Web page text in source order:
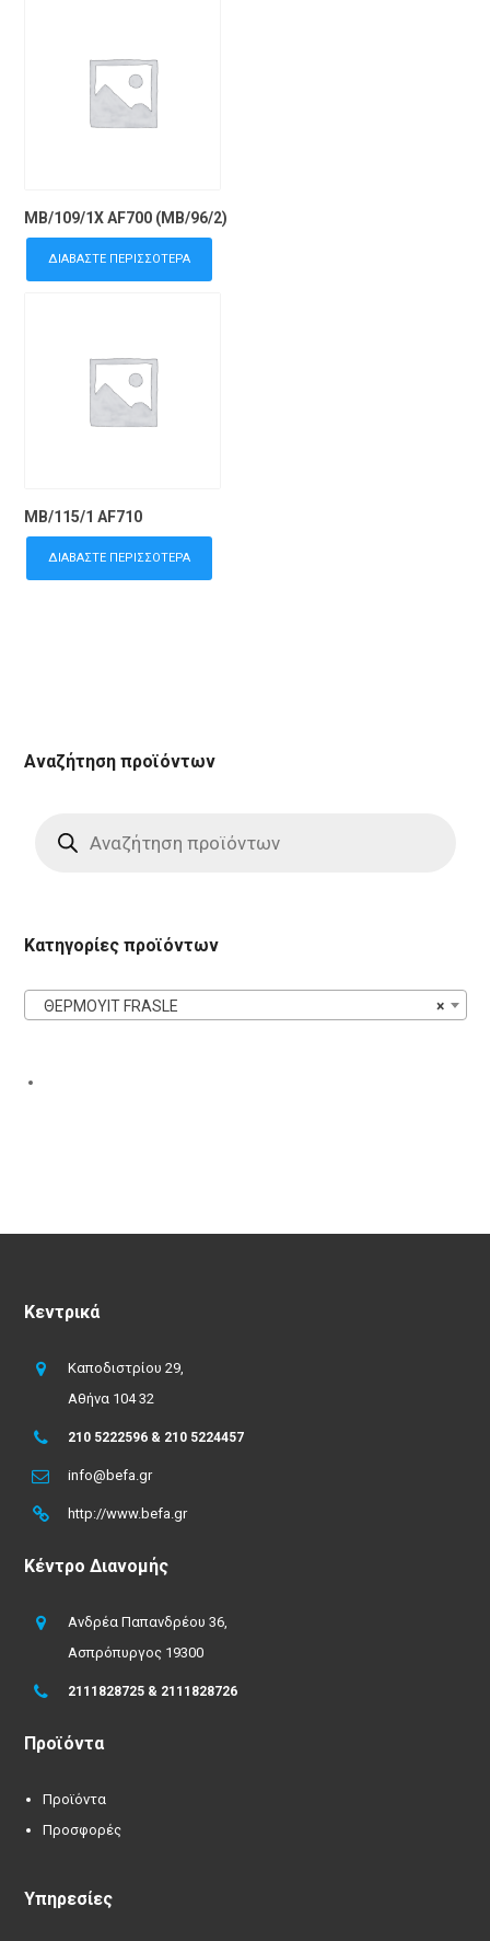
MB/109/1X AF700 (MB/96/2)
ΔΙΑΒΆΣΤΕ ΠΕΡΙΣΣΌΤΕΡΑ
MB/115/1 AF710
ΔΙΑΒΆΣΤΕ ΠΕΡΙΣΣΌΤΕΡΑ
Αναζήτηση προϊόντων
search
Κατηγορίες προϊόντων
×
ΘΕΡΜΟΥΙΤ FRASLE
Κεντρικά
Καποδιστρίου 29,
Αθήνα 104 32
210 5222596 & 210 5224457
info@befa.gr
http://www.befa.gr
Κέντρο Διανομής
Ανδρέα Παπανδρέου 36,
Ασπρόπυργος 19300
2111828725 & 2111828726
Προϊόντα
Προϊόντα
Προσφορές
Υπηρεσίες